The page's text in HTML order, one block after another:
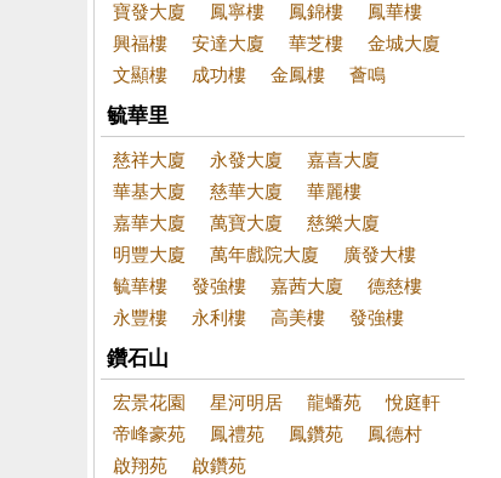
寶發大廈
鳳寧樓 鳳錦樓
鳳華樓
興福樓
安達大廈 華芝樓
金城大廈
文顯樓
成功樓 金鳳樓 薈鳴
毓華里
慈祥大廈 永發大廈
嘉喜大廈
華基大廈
慈華大廈
華麗樓
嘉華大廈
萬寶大廈
慈樂大廈
明豐大廈
萬年戲院大廈
廣發大樓
毓華樓
發強樓 嘉茜大廈
德慈樓
永豐樓
永利樓 高美樓 發強樓
鑽石山
宏景花園 星河明居 龍蟠苑
悅庭軒
帝峰豪苑
鳳禮苑 鳳鑽苑
鳳德村
啟翔苑
啟鑽苑